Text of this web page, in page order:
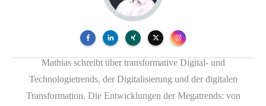
Mathias schreibt über transformative Digital- und
Technologietrends, der Digitalisierung und der digitalen
Transformation. Die Entwicklungen der Megatrends: von